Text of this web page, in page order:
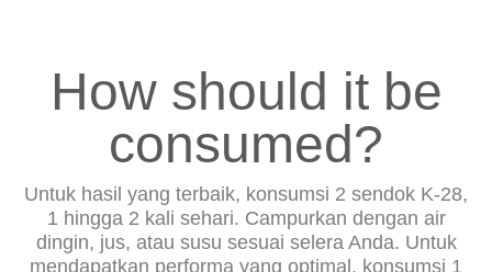
How should it be
consumed?
Untuk hasil yang terbaik, konsumsi 2 sendok K-28,
1 hingga 2 kali sehari. Campurkan dengan air
dingin, jus, atau susu sesuai selera Anda. Untuk
mendapatkan performa yang optimal, konsumsi 1